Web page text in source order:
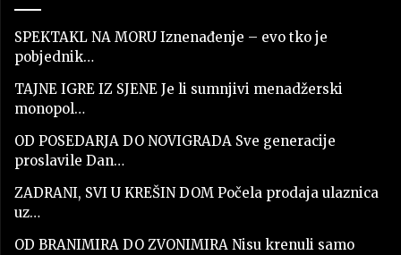
SPEKTAKL NA MORU Iznenađenje – evo tko je
pobjednik…
TAJNE IGRE IZ SJENE Je li sumnjivi menadžerski
monopol…
OD POSEDARJA DO NOVIGRADA Sve generacije
proslavile Dan…
ZADRANI, SVI U KREŠIN DOM Počela prodaja ulaznica
uz…
OD BRANIMIRA DO ZVONIMIRA Nisu krenuli samo